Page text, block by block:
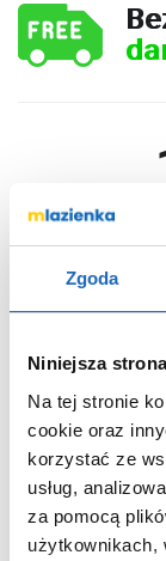
Zgoda
Niniejsza
Na tej stronie
cookie oraz
korzystać ze
usług,
za pomocą
użytkownikach,
Chcesz zamówić
OPIS